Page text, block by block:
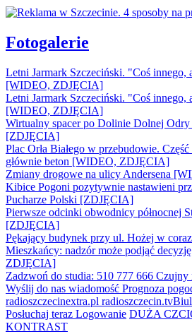
Fotogalerie
Letni Jarmark Szczeciński. "Coś innego,
[WIDEO, ZDJĘCIA]
Letni Jarmark Szczeciński. "Coś innego,
[WIDEO, ZDJĘCIA]
Wirtualny spacer po Dolinie Dolnej Odry
[ZDJĘCIA]
Plac Orła Białego w przebudowie.
głównie beton [WIDEO, ZDJĘCIA]
Zmiany drogowe na ulicy Andersena
Kibice Pogoni pozytywnie nastawieni
Pucharze Polski [ZDJĘCIA]
Pierwsze odcinki obwodnicy północnej
[ZDJĘCIA]
Pękający budynek przy ul. Hożej w
Mieszkańcy: nadzór może podjąć
ZDJĘCIA]
Zadzwoń do studia: 510 777 666 Czujny
Wyślij do nas wiadomość Prognoza
radioszczecinextra.pl radioszczecin.tv
Posłuchaj teraz Logowanie DUŻA
KONTRAST